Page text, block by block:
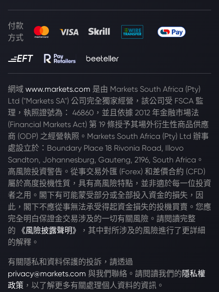
付款
方式
網域 www.markets.com 是由 Markets South Africa (Pty)
Ltd ("Markets SA") 公司完全獨家經營，該公司受 FSCA 監
理，執照證號為： 46860，並且依據 2012 年金融市場法
(Financial Markets Act) 第 19 條授予其場外衍生性商品供應
商 (ODP) 之經營執照。Markets South Africa (Pty) Ltd 辦事
處設立於：Boundary Place 18 Rivonia Road, Illovo
Sandton, Johannesburg, Gauteng, 2196, South Africa。
高風險投資警告。從事交易外匯 (Forex) 和差價合約 (CFD)
屬於高度投機性質，具有高風險特點，並非適於每一位投資
者之用。閣下有可能蒙受部分或全部投入資金的損失，因
此，閣下不應從事無法承受得起資金損失的投機買賣。您應
完全明白保證金交易涉及的一切有關風險。請閱讀完整
的
《風險披露聲明》
，其中對所涉及的風險進行了更詳細
的解釋。
有關隱私和資料保護的投訴，請透過
privacy@markets.com 與我們聯絡。請閱讀我們的 隱私權
政策 ，以了解更多有關處理個人資料的資訊。